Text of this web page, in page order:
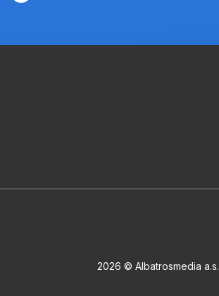
2026 © Albatrosmedia a.s.